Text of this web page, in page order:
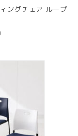
ングチェア ループ